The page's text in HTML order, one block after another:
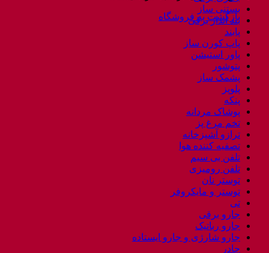
بازگشت به فروشگاه
بستنی ساز
بند انداز برقی
پابند
پاپ کورن ساز
پاور استیشن
پتوشور
پشمک ساز
پلوپز
پنکه
پوشاک مردانه
تخم مرغ پز
ترازو آشپزخانه
تصفیه کننده هوا
تلفن بی سیم
تلفن رومیزی
توستر نان
توستر و مایکروفر
تی
جارو برقی
جارو رباتیک
جارو شارژی و جارو ایستاده
چادر